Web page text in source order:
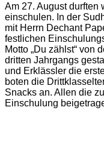
Am 27. August durften
einschulen. In der
mit Herrn Dechant
festlichen
Motto „Du zählst“ von
dritten Jahrgangs
und Erklässler die
boten die
Snacks an. Allen die
Einschulung